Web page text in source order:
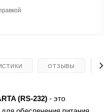
ОТЗЫВЫ
(RS-232) - это